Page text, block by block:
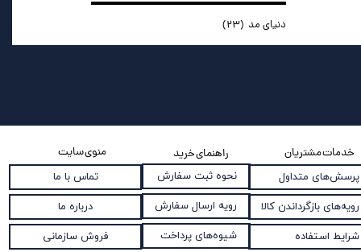
دنیای مد (۲۳)
راهنمای خرید
نحوه ثبت سفارش
رویه ارسال سفارش
شیوه‌های پرداخت
خدمات مشتریان
پرسش‌های متداول
رویه‌های بازگرداندن کالا
شرایط استفاده
منوی سایت
تماس با ما
درباره ما
فروش سازمانی